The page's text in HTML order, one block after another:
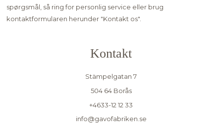
spørgsmål, så ring for personlig service eller brug
kontaktformularen herunder "Kontakt os".
Kontakt
Stämpelgatan 7
504 64 Borås
+4633-12 12 33
info@gavofabriken.se